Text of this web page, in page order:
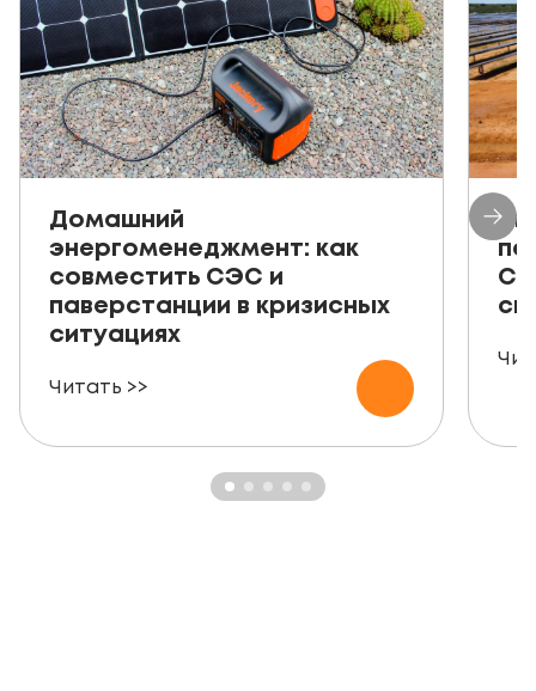
Домашний
энергоменеджмент: как
совместить СЭС и
паверстанции в кризисных
ситуациях
Читать >>